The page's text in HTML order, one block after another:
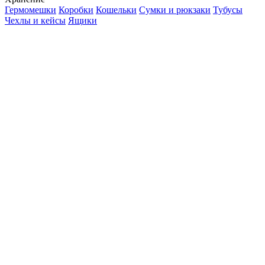
Гермомешки Коробки Кошельки Сумки и рюкзаки Тубусы
Чехлы и кейсы Ящики